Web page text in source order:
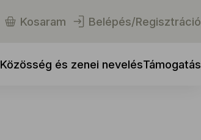
Kosaram Belépés/Regisztráció
Közösség és zenei nevelésTámogatás